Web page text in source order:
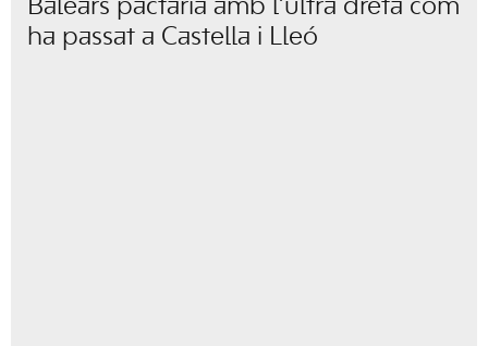
Balears pactaria amb l’ultra dreta com
ha passat a Castella i Lleó